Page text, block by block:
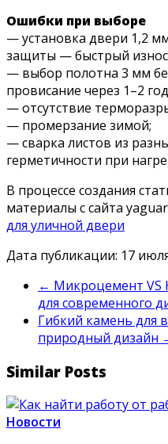
Ошибки при выборе
— установка двери 1,2
защиты — быстрый
— выбор полотна 3 мм
провисание через 1–2
— отсутствие
— промерзание зимой;
— сварка листов из
герметичности при
В процессе создания
материалы с сайта
для уличной двери
Дата публикации: 17
← Микроцемент VS
для современного
Гибкий камень для
природный дизайн
Similar Posts
Новости